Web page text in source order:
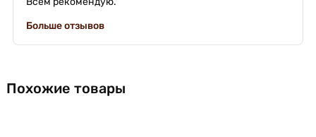
Больше отзывов
Похожие товары